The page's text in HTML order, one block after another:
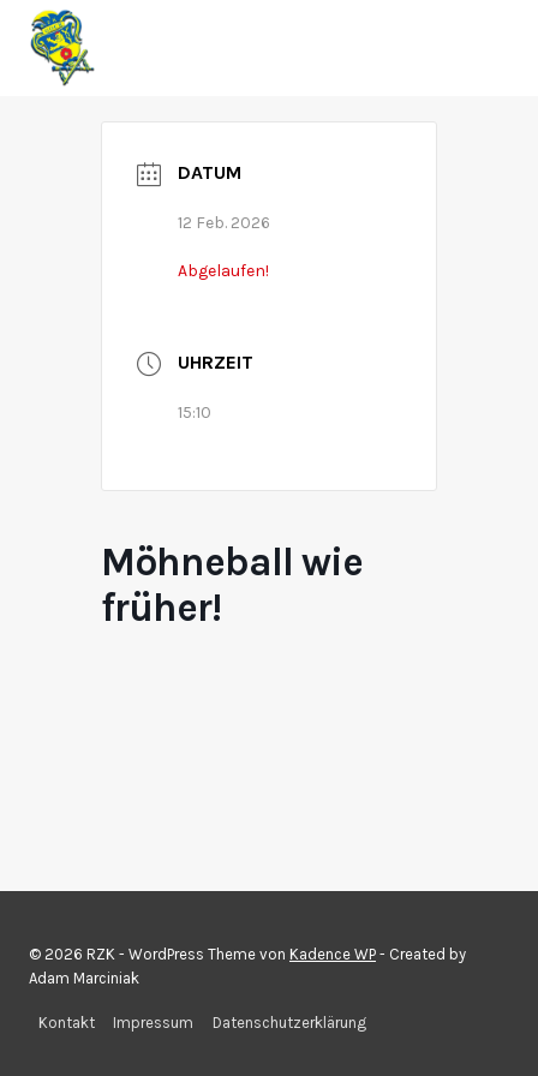
DATUM
12 Feb. 2026
Abgelaufen!
UHRZEIT
15:10
Möhneball wie
früher!
© 2026 RZK - WordPress Theme von Kadence WP - Created by
Adam Marciniak
Kontakt Impressum Datenschutzerklärung